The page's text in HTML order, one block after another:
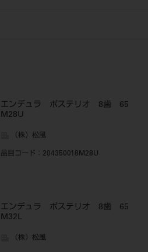
エンデュラ ポステリオ 8歯 65
M28U
（株）松風
品目コード ：204350018M28U
エンデュラ ポステリオ 8歯 65
M32L
（株）松風